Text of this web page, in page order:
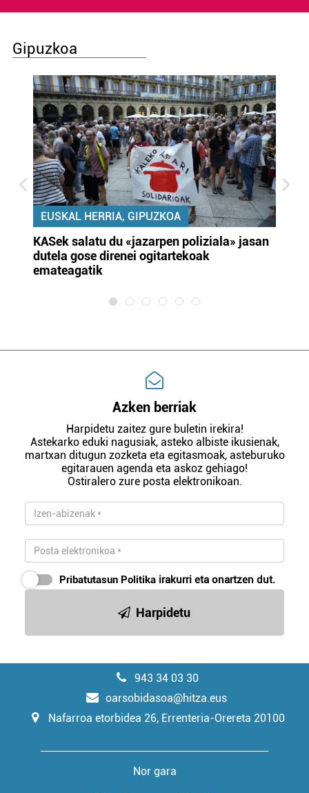
Gipuzkoa
EUSKAL HERRIA, GIPUZKOA
KASek salatu du «jazarpen poliziala» jasan
dutela gose direnei ogitartekoak
emateagatik
Azken berriak
Harpidetu zaitez gure buletin irekira!
Astekarko eduki nagusiak, asteko albiste ikusienak,
martxan ditugun zozketa eta egitasmoak, asteburuko
egitarauen agenda eta askoz gehiago!
Ostiralero zure posta elektronikoan.
Pribatutasun Politika irakurri eta onartzen dut.
Harpidetu
943 34 03 30
oarsobidasoa@hitza.eus
Nafarroa etorbidea 26, Errenteria-Orereta 20100
Nor gara